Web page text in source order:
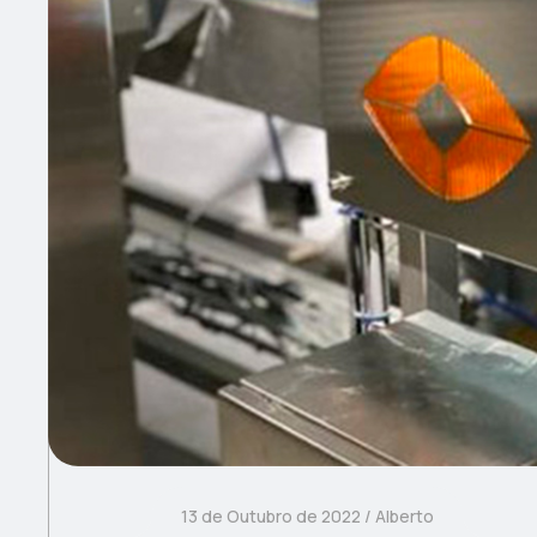
13 de Outubro de 2022 Alberto